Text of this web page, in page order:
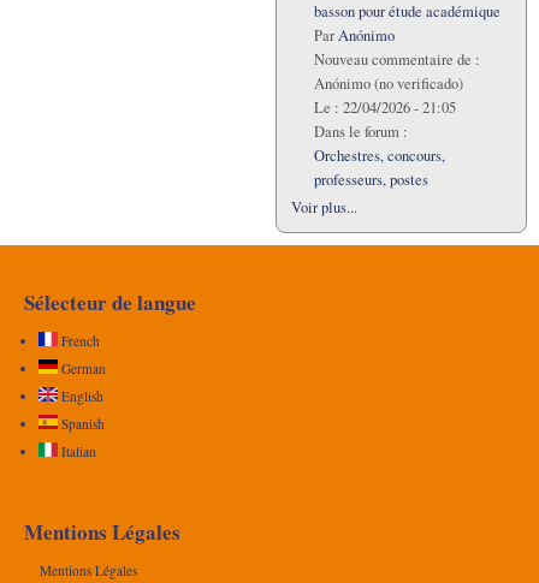
basson pour étude académique
ParAnónimo
Nouveau commentaire de :
Anónimo (no verificado)
Le : 22/04/2026 - 21:05
Dans le forum :
Orchestres, concours,
professeurs, postes
Voir plus...
Sélecteur de langue
French
German
English
Spanish
Italian
Mentions Légales
Mentions Légales